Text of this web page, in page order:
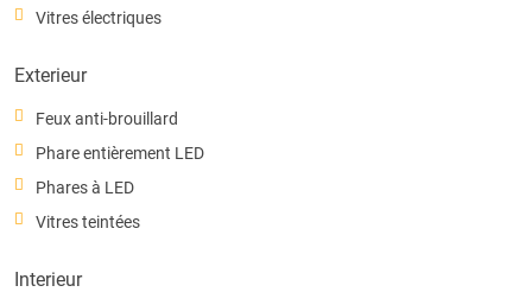
Vitres électriques
Exterieur
Feux anti-brouillard
Phare entièrement LED
Phares à LED
Vitres teintées
Interieur